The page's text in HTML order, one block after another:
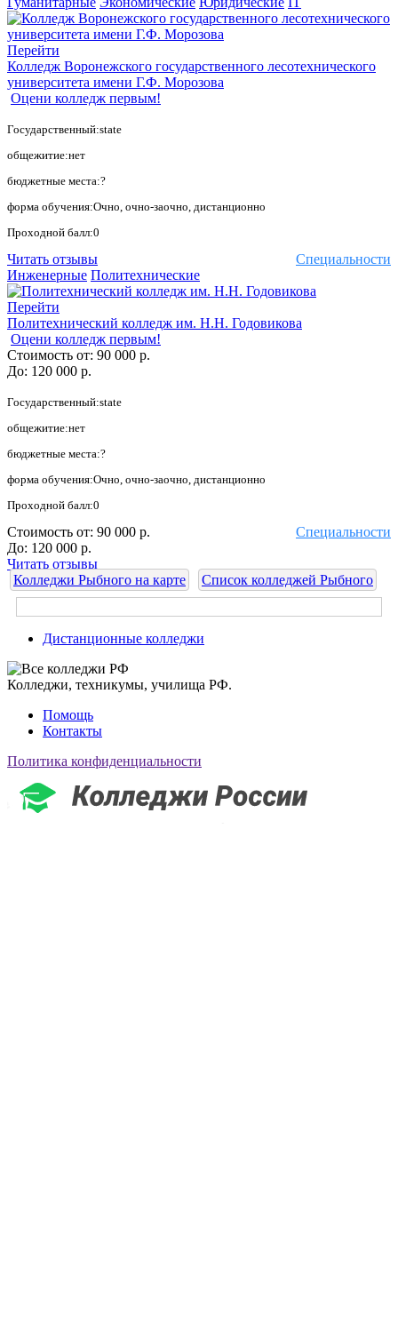
Перейти
Колледж Воронежского государственного лесотехнического
университета имени Г.Ф. Морозова
Оцени колледж первым!
Государственный:state
общежитие:нет
бюджетные места:?
форма обучения:Очно, очно-заочно, дистанционно
Проходной балл:0
Специальности
Читать отзывы
Инженерные Политехнические
Перейти
Политехнический колледж им. Н.Н. Годовикова
Оцени колледж первым!
Стоимость от: 90 000 р.
До: 120 000 р.
Государственный:state
общежитие:нет
бюджетные места:?
форма обучения:Очно, очно-заочно, дистанционно
Проходной балл:0
Специальности
Стоимость от: 90 000 р.
До: 120 000 р.
Читать отзывы
Колледжи Рыбного на карте
Список колледжей Рыбного
Дистанционные колледжи
Колледжи, техникумы, училища РФ.
Помощь
Контакты
Политика конфиденциальности